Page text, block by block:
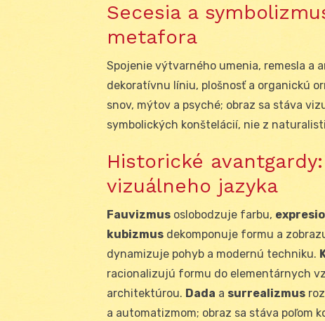
Secesia a
metafora
Spojenie výtvarného umenia, remesla a
dekoratívnu líniu, plošnosť a organickú
snov, mýtov a psyché; obraz sa stáva
symbolických konštelácií, nie z
Historické
vizuálneho jazyka
Fauvizmus oslobodzuje farbu,
kubizmus dekomponuje formu a
dynamizuje pohyb a modernú techniku.
racionalizujú formu do elementárnych
architektúrou. Dada a surrealizmus
a automatizmom; obraz sa stáva poľom